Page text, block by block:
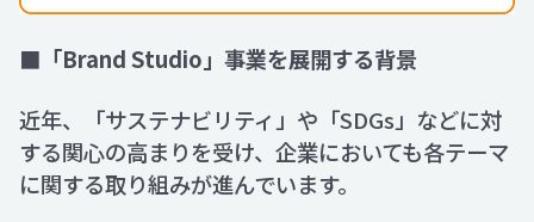
■「Brand Studio」事業を展開する背景
近年、「サステナビリティ」や「SDGs」などに対
する関心の高まりを受け、企業においても各テーマ
に関する取り組みが進んでいます。